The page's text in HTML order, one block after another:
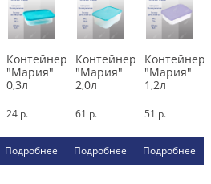
Контейнер
"Мария"
0,3л
24 р.
Подробнее
Контейнер
"Мария"
2,0л
61 р.
Подробнее
Контейнер
"Мария"
1,2л
51 р.
Подробнее